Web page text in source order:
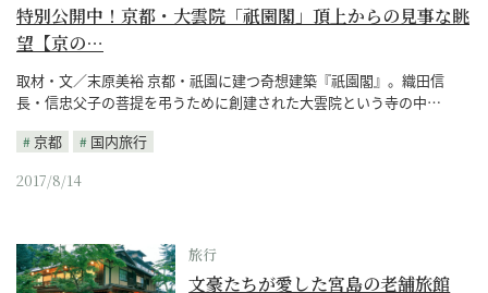
特別公開中！京都・大雲院「祇園閣」頂上からの見事な眺
望【京の…
取材・文／末原美裕 京都・祇園に建つ奇想建築『祇園閣』。織田信
長・信忠父子の菩提を弔うために創建された大雲院という寺の中…
京都
国内旅行
2017/8/14
旅行
文豪たちが愛した宮島の老舗旅館